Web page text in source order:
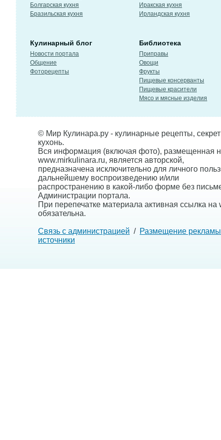
Болгарская кухня
Бразильская кухня
Иракская кухня
Ирландская кухня
Кулинарный блог
Новости портала
Общение
Фоторецепты
Библиотека
Приправы
Овощи
Фрукты
Пищевые консерванты
Пищевые красители
Мясо и мясные изделия
© Мир Кулинара.ру - кулинарные рецепты,
кухонь.
Вся информация (включая фото), размещенная
www.mirkulinara.ru, является авторской,
предназначена исключительно для личного
дальнейшему воспроизведению и/или
распространению в какой-либо форме без
Администрации портала.
При перепечатке материала активная ссылка на
обязательна.
Связь с администрацией / Размещение рекламы
источники